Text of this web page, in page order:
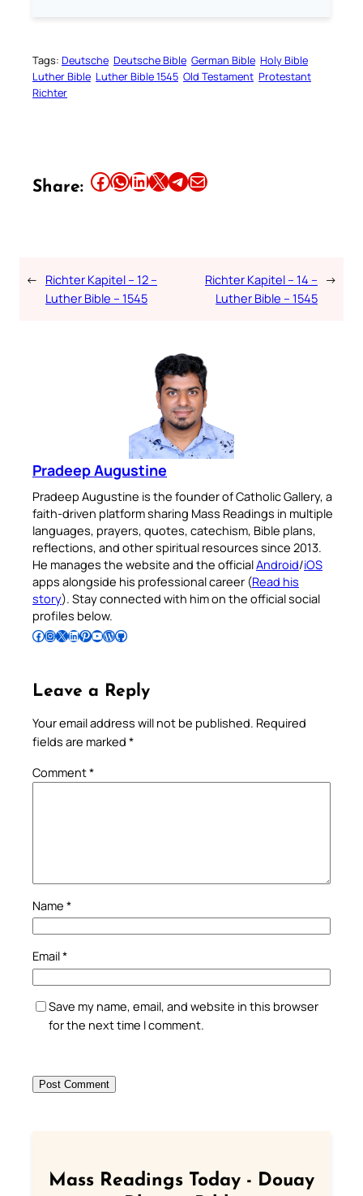
Tags: Deutsche Deutsche Bible German Bible Holy Bible
Luther Bible Luther Bible 1545 Old Testament Protestant
Richter
Share: Share this article on Facebook Share this article on WhatsApp Share this article on LinkedIn Share this article on X Share this article on TelegramEmail this Article
← Richter Kapitel – 12 –
Luther Bible – 1545
Richter Kapitel – 14 –
Luther Bible – 1545
→
Pradeep Augustine
Pradeep Augustine is the founder of Catholic Gallery, a
faith-driven platform sharing Mass Readings in multiple
languages, prayers, quotes, catechism, Bible plans,
reflections, and other spiritual resources since 2013.
He manages the website and the officialAndroid/iOS
apps alongside his professional career (Read his
story). Stay connected with him on the official social
profiles below.
Follow Pradeep on Facebook Follow Pradeep on InstagramFollow Pradeep on X Follow Pradeep on LinkedIn Follow Pradeep on Pinterest Subscribe to Pradeep’s Youtube Channel Follow Pradeep on WordPress Follow Pradeep on GitHub
Leave a Reply
Your email address will not be published. Required
fields are marked *
Comment*
Name *
Email*
Save my name, email, and website in this browser
for the next time I comment.
Mass Readings Today - Douay